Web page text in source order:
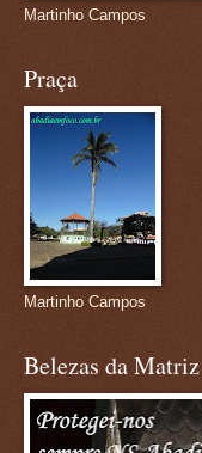
Martinho Campos
Praça
Martinho Campos
Belezas da Matriz